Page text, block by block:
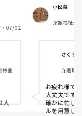
う
。
・ 07/02
特養
人
メか…？など
せずにいます。
な感じだった
小松菜
介護福祉士,
さくら
介護職
ム, デイ
者研修,
お疲れ様で
大丈夫です
確かに忙し
ルを用意し